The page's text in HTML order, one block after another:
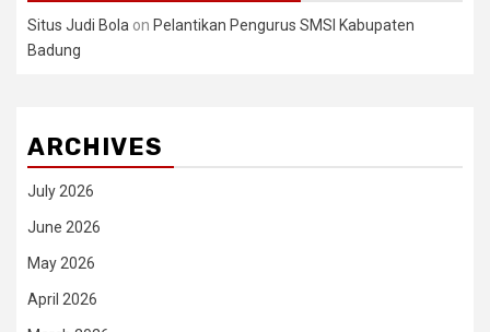
Situs Judi Bola on Pelantikan Pengurus SMSI Kabupaten
Badung
ARCHIVES
July 2026
June 2026
May 2026
April 2026